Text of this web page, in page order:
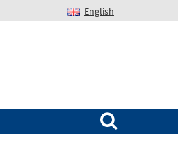
English
Suchen nach: